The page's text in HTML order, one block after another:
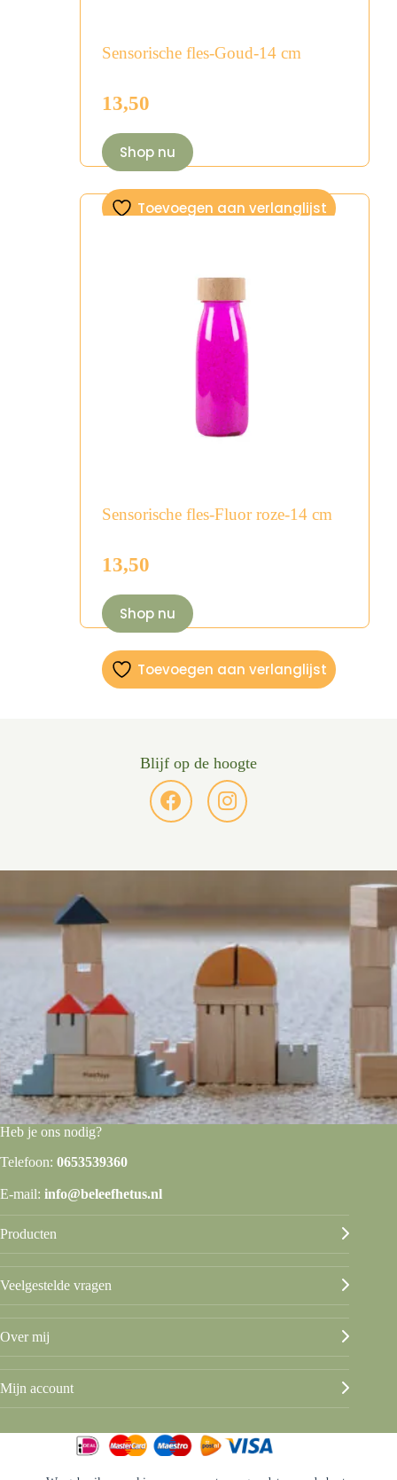
Sensorische fles-Goud-14 cm
13,50
Shop nu
Toevoegen aan verlanglijst
Sensorische fles-Fluor roze-14 cm
13,50
Shop nu
Toevoegen aan verlanglijst
Blijf op de hoogte
Heb je ons nodig?
Telefoon: 0653539360
E-mail: info@beleefhetus.nl
Producten
Veelgestelde vragen
Over mij
Mijn account